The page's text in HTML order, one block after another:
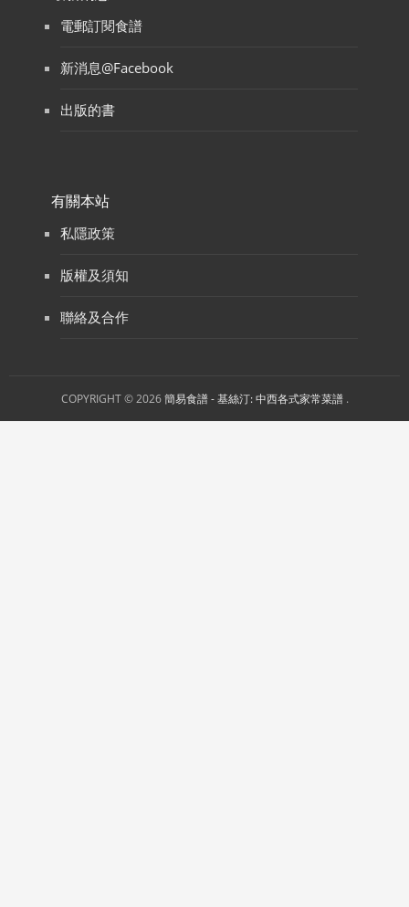
電郵訂閱食譜
新消息@Facebook
出版的書
有關本站
私隱政策
版權及須知
聯絡及合作
COPYRIGHT © 2026簡易食譜 - 基絲汀: 中西各式家常菜譜 .